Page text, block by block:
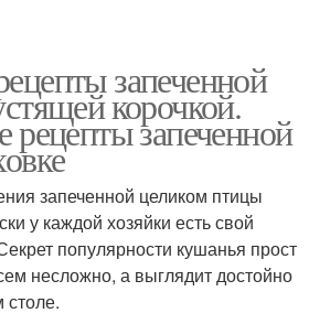
запеченной
корочкой.
рецепты запеченной
запеченной целиком птицы
у каждой хозяйки есть свой
популярности кушанья прост
несложно, а выглядит достойно